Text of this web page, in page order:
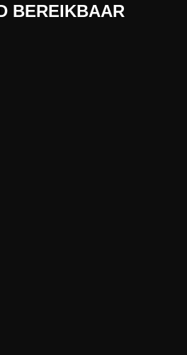
BEREIKBAAR